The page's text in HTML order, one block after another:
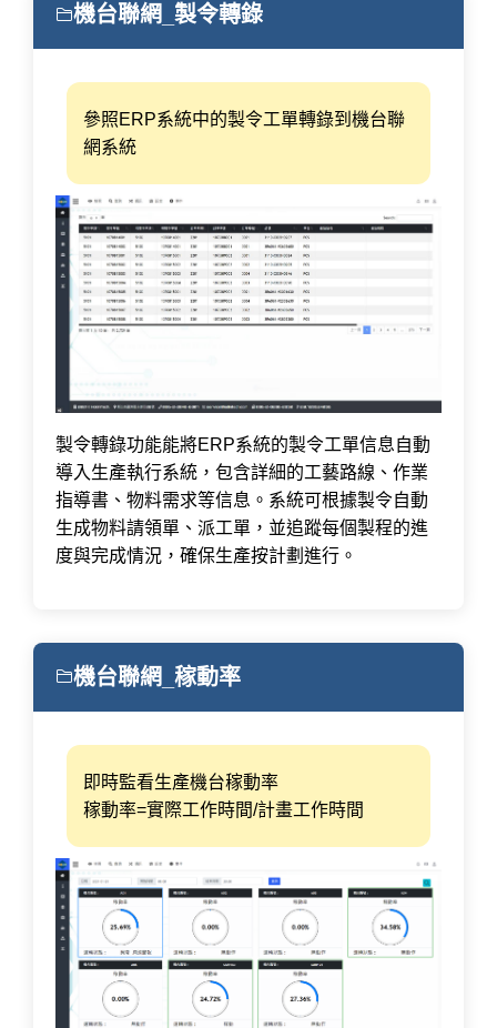
機台聯網_製令轉錄
參照ERP系統中的製令工單轉錄到機台聯
網系統
製令轉錄功能能將ERP系統的製令工單信息自動
導入生產執行系統，包含詳細的工藝路線、作業
指導書、物料需求等信息。系統可根據製令自動
生成物料請領單、派工單，並追蹤每個製程的進
度與完成情況，確保生產按計劃進行。
機台聯網_稼動率
即時監看生產機台稼動率
稼動率=實際工作時間/計畫工作時間